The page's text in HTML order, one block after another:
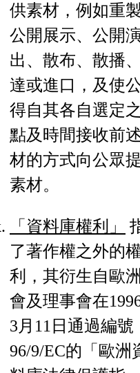
供素材，例如重製
公開展示、公開
出、散布、散播
達或進口，及使
得自其各自選定
點及時間接收前
材的方式向公眾
素材。
「資料庫權利」
了著作權之外的
利，其衍生自歐
會及理事會在
3月11日通過編號
96/9/EC的「歐洲